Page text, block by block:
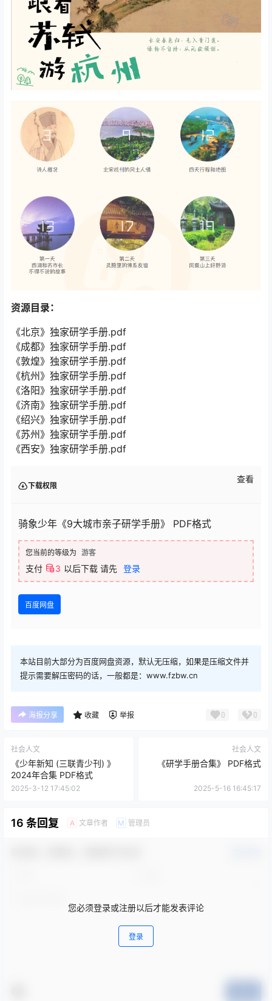
资源目录：
《北京》独家研学手册.pdf
《成都》独家研学手册.pdf
《敦煌》独家研学手册.pdf
《杭州》独家研学手册.pdf
《洛阳》独家研学手册.pdf
《济南》独家研学手册.pdf
《绍兴》独家研学手册.pdf
《苏州》独家研学手册.pdf
《西安》独家研学手册.pdf
下载权限
查看
骑象少年《9大城市亲子研学手册》 PDF格式
您当前的等级为 游客
支付 3 以后下载 请先 登录
百度网盘
本站目前大部分为百度网盘资源，默认无压缩，如果是压缩文件并
提示需要解压密码的话，一般都是：www.fzbw.cn
海报分享 收藏 举报 0 0
社会人文
《少年新知 (三联青少刊) 》
2024年合集 PDF格式
2025-3-12 17:45:02
社会人文
《研学手册合集》 PDF格式
2025-5-16 16:45:17
16 条回复 A 文章作者 M 管理员
您必须登录或注册以后才能发表评论
登录